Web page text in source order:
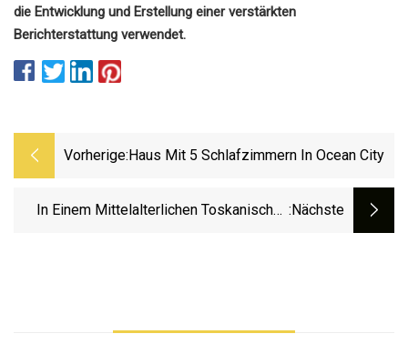
die Entwicklung und Erstellung einer verstärkten
Berichterstattung verwendet.
Vorherige: Haus Mit 5 Schlafzimmern In Ocean City
In Einem Mittelalterlichen Toskanischen :nächste